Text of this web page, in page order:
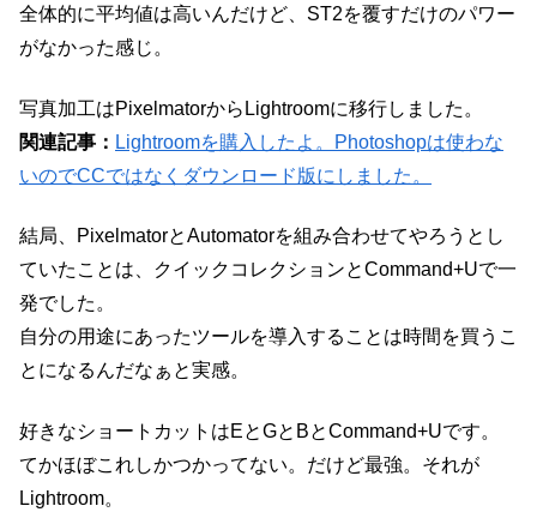
全体的に平均値は高いんだけど、ST2を覆すだけのパワー
がなかった感じ。
写真加工はPixelmatorからLightroomに移行しました。
関連記事： Lightroomを購入したよ。Photoshopは使わな
いのでCCではなくダウンロード版にしました。
結局、PixelmatorとAutomatorを組み合わせてやろうとし
ていたことは、クイックコレクションとCommand+Uで一
発でした。
自分の用途にあったツールを導入することは時間を買うこ
とになるんだなぁと実感。
好きなショートカットはEとGとBとCommand+Uです。
てかほぼこれしかつかってない。だけど最強。それが
Lightroom。